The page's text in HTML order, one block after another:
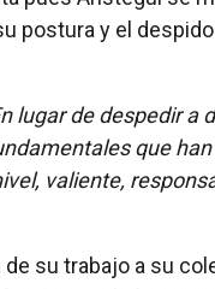
postura y el
lugar de despedir a
que
valiente,
su trabajo a su